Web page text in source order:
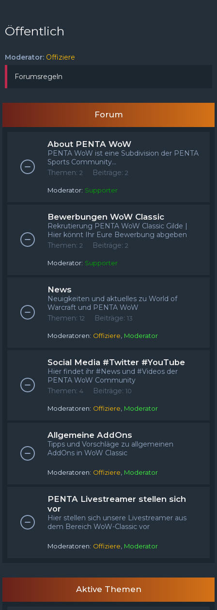
Öffentlich
Moderator: Offiziere
Forumsregeln
Forum
About PENTA WoW
PENTA WoW ist eine Subdivision der PENTA
Sports Community...
Themen: 2 Beiträge: 2
Moderator: Supporter
Bewerbungen WoW Classic
Rekrutierung PENTA WoW Classic Gilde |
Hier könnt Ihr Eure Bewerbung abgeben
Themen: 2 Beiträge: 2
Moderator: Supporter
News
Neuigkeiten und aktuelles zu World of
Warcraft und PENTA WoW
Themen: 12 Beiträge: 13
Moderatoren: Offiziere, Moderator
Social Media #Twitter #YouTube
Hier findet ihr #News und #Videos der
PENTA WoW Community
Themen: 4 Beiträge: 10
Moderatoren: Offiziere, Moderator
Allgemeine AddOns
Tipps und Vorschläge zu allgemeinen
AddOns in WoW Classic
Moderatoren: Offiziere, Moderator
PENTA Livestreamer stellen sich
vor
Hier stellen sich unsere Livestreamer aus
dem Bereich WoW-Classic vor
Moderatoren: Offiziere, Moderator
Aktive Themen